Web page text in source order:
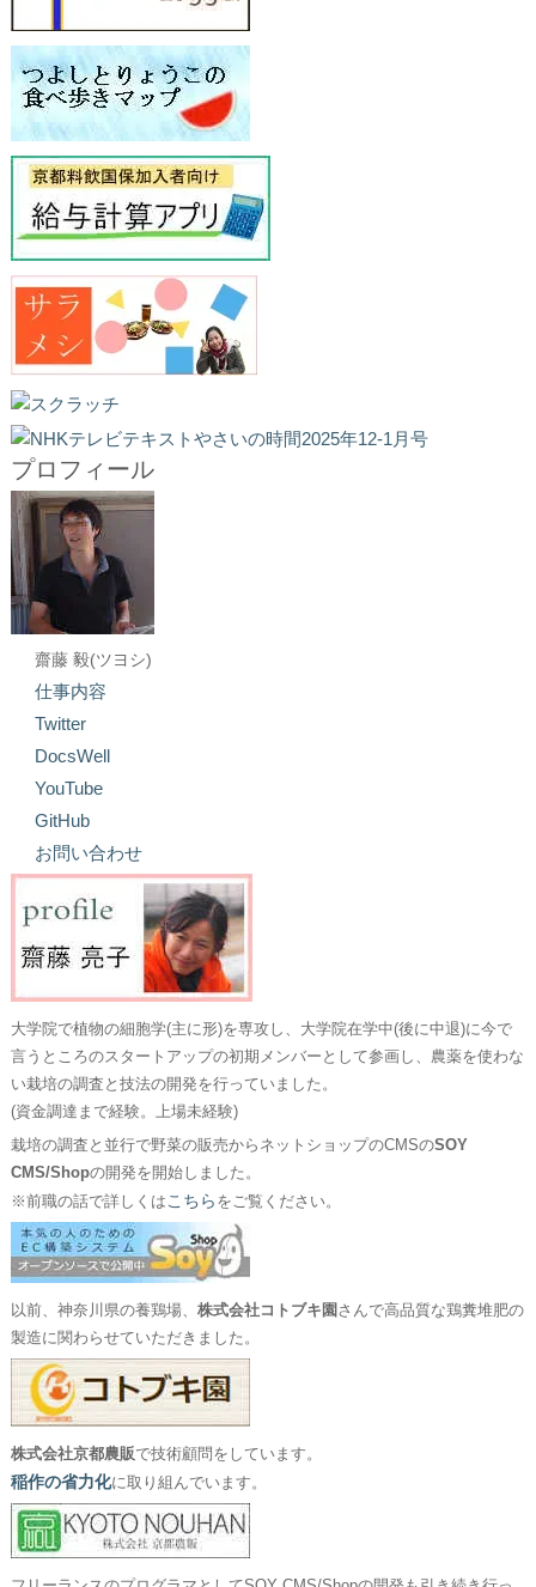
プロフィール
齋藤 毅(ツヨシ)
仕事内容
Twitter
DocsWell
YouTube
GitHub
お問い合わせ
大学院で植物の細胞学(主に形)を専攻し、大学院在学中(後に中退)に今で
言うところのスタートアップの初期メンバーとして参画し、農薬を使わな
い栽培の調査と技法の開発を行っていました。
(資金調達まで経験。上場未経験)
栽培の調査と並行で野菜の販売からネットショップのCMSのSOY
CMS/Shopの開発を開始しました。
※前職の話で詳しくはこちら をご覧ください。
以前、神奈川県の養鶏場、 株式会社コトブキ園 さんで高品質な鶏糞堆肥の
製造に関わらせていただきました。
株式会社京都農販で技術顧問をしています。
稲作の省力化に取り組んでいます。